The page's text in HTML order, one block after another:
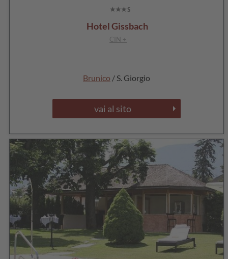
Hotel Gissbach
CIN +
Brunico / S. Giorgio
vai al sito